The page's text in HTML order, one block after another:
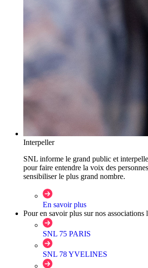
Interpeller
SNL informe le grand public et
pour faire entendre la voix des
sensibiliser le plus grand nombre.
En savoir plus
Pour en savoir plus sur nos associations
SNL 75 PARIS
SNL 78 YVELINES